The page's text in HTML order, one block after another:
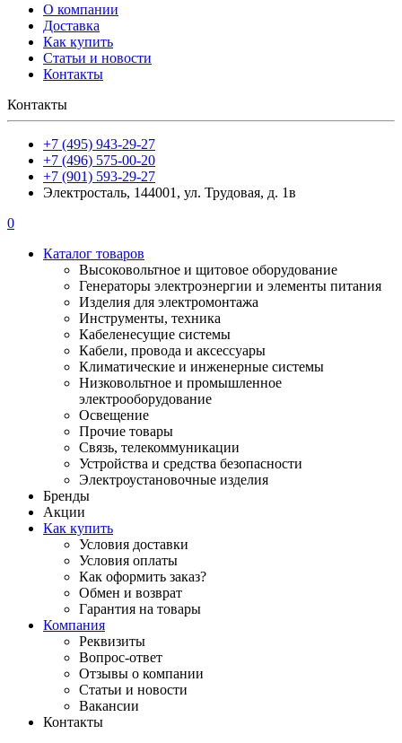
О компании
Доставка
Как купить
Статьи и новости
Контакты
Контакты
+7 (495) 943-29-27
+7 (496) 575-00-20
+7 (901) 593-29-27
Электросталь, 144001, ул. Трудовая, д. 1в
0
Каталог товаров
Высоковольтное и щитовое оборудование
Генераторы электроэнергии и элементы питания
Изделия для электромонтажа
Инструменты, техника
Кабеленесущие системы
Кабели, провода и аксессуары
Климатические и инженерные системы
Низковольтное и промышленное
электрооборудование
Освещение
Прочие товары
Связь, телекоммуникации
Устройства и средства безопасности
Электроустановочные изделия
Бренды
Акции
Как купить
Условия доставки
Условия оплаты
Как оформить заказ?
Обмен и возврат
Гарантия на товары
Компания
Реквизиты
Вопрос-ответ
Отзывы о компании
Статьи и новости
Вакансии
Контакты